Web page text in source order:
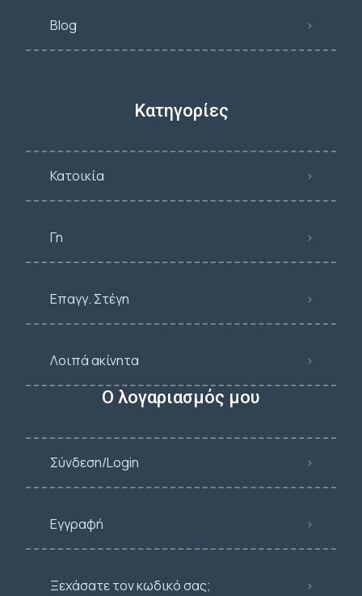
Blog
Κατηγορίες
Κατοικία
Γη
Επαγγ. Στέγη
Λοιπά ακίνητα
Ο λογαριασμός μου
Σύνδεση/Login
Εγγραφή
Ξεχάσατε τον κωδικό σας;